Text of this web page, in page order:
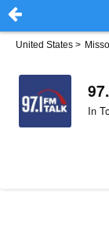
United States >
In